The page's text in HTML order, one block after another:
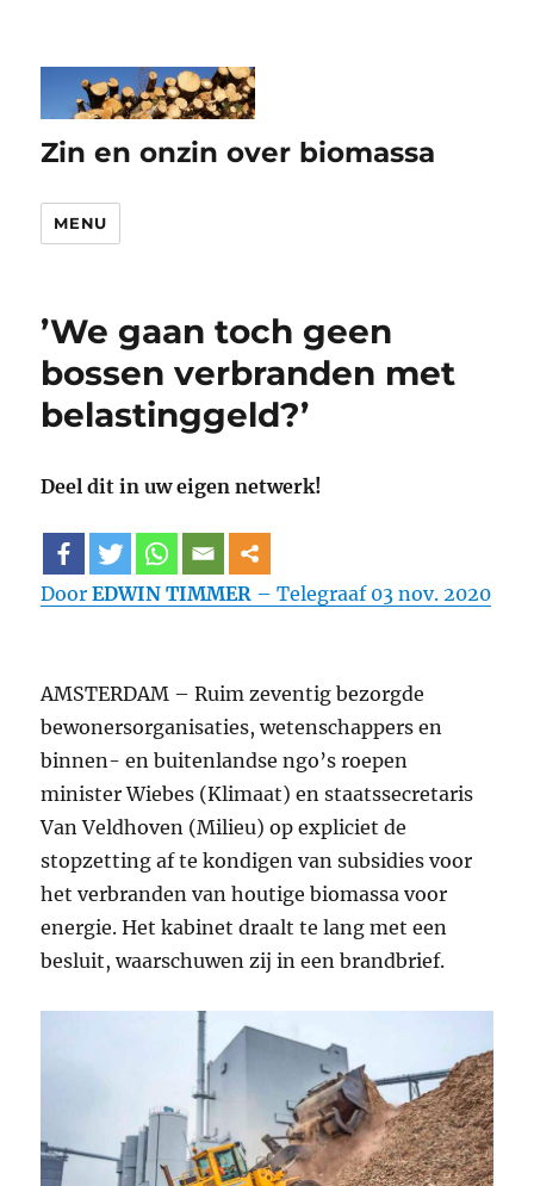
Zin en onzin over biomassa
MENU
’We gaan toch geen
bossen verbranden met
belastinggeld?’
Deel dit in uw eigen netwerk!
DoorEDWIN TIMMER – Telegraaf 03 nov. 2020
AMSTERDAM – Ruim zeventig bezorgde
bewonersorganisaties, wetenschappers en
binnen- en buitenlandse ngo’s roepen
minister Wiebes (Klimaat) en staatssecretaris
Van Veldhoven (Milieu) op expliciet de
stopzetting af te kondigen van subsidies voor
het verbranden van houtige biomassa voor
energie. Het kabinet draalt te lang met een
besluit, waarschuwen zij in een brandbrief.